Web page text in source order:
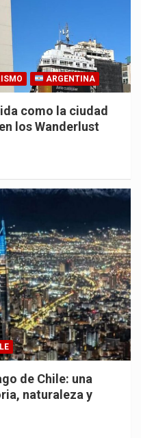
ARGENTINA
como la ciudad
los Wanderlust
de Chile: una
naturaleza y